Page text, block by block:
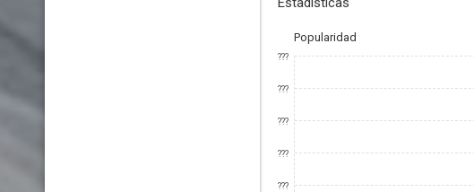
Popularidad
???
???
???
???
???